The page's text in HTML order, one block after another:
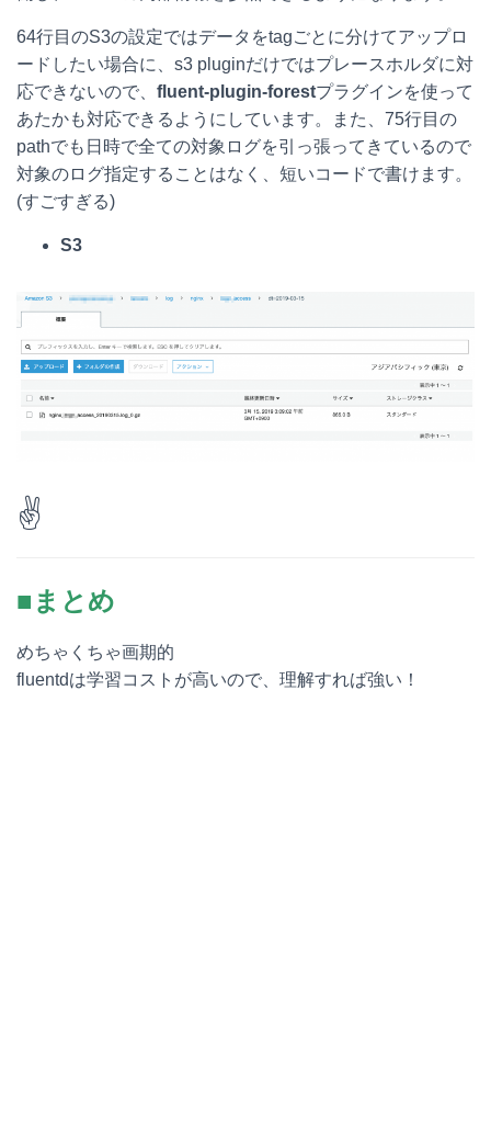
64行目のS3の設定ではデータをtagごとに分けてアップロ
ードしたい場合に、s3 pluginだけではプレースホルダに対
応できないので、 fluent-plugin-forestプラグインを使って
あたかも対応できるようにしています。また、75行目の
pathでも日時で全ての対象ログを引っ張ってきているので
対象のログ指定することはなく、短いコードで書けます。
(すごすぎる)
S3
✌️
■まとめ
めちゃくちゃ画期的
fluentdは学習コストが高いので、理解すれば強い！